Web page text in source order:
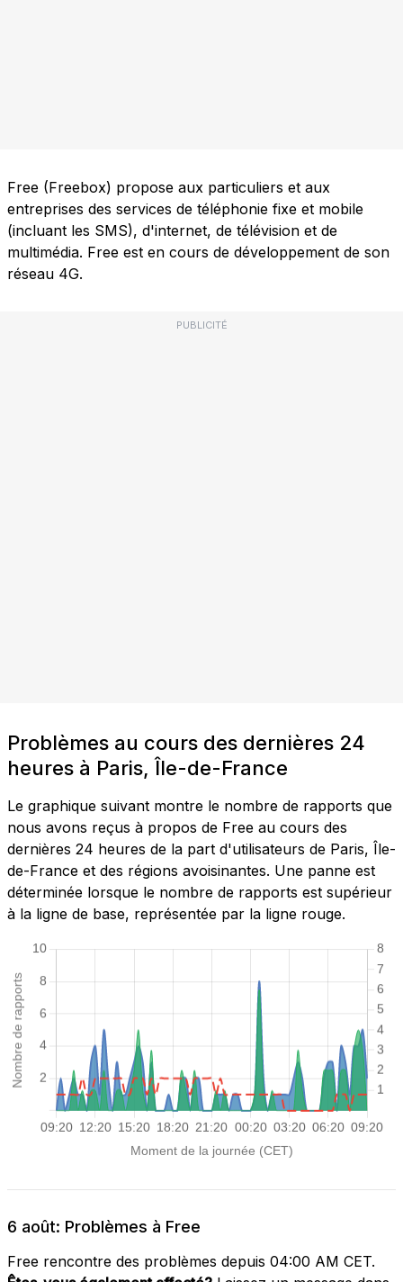
Free (Freebox) propose aux particuliers et aux
entreprises des services de téléphonie fixe et mobile
(incluant les SMS), d'internet, de télévision et de
multimédia. Free est en cours de développement de son
réseau 4G.
PUBLICITÉ
Problèmes au cours des dernières 24
heures à Paris, Île-de-France
Le graphique suivant montre le nombre de rapports que
nous avons reçus à propos de Free au cours des
dernières 24 heures de la part d'utilisateurs de Paris, Île-
de-France et des régions avoisinantes. Une panne est
déterminée lorsque le nombre de rapports est supérieur
à la ligne de base, représentée par la ligne rouge.
6 août: Problèmes à Free
Free rencontre des problèmes depuis 04:00 AM CET.